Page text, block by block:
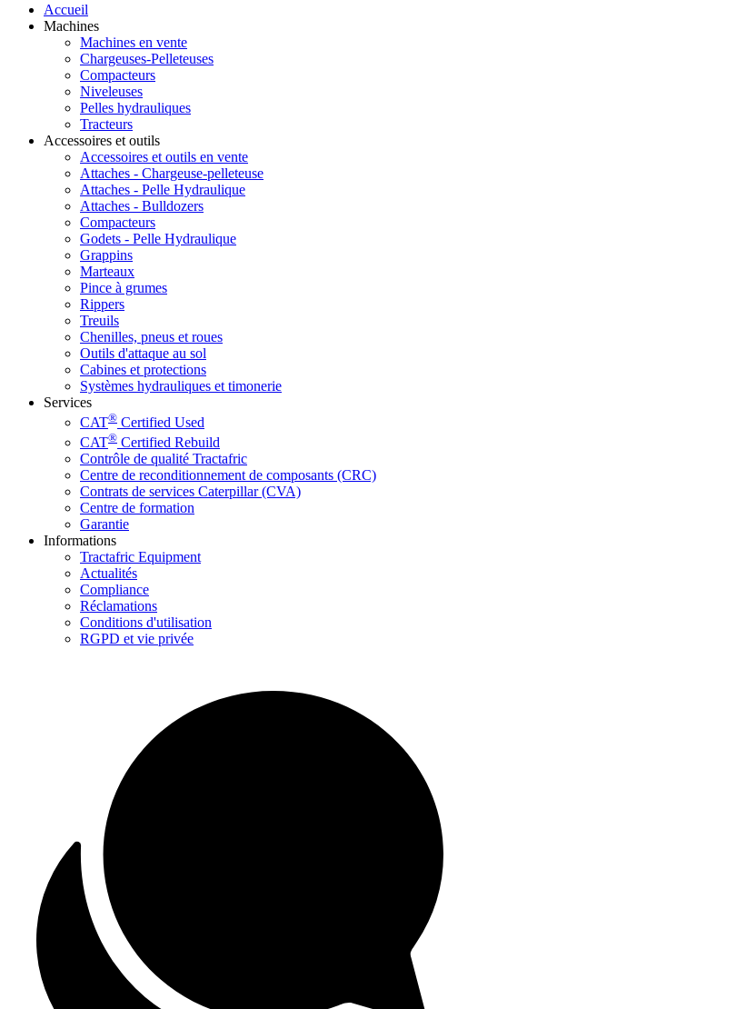
Accueil
Machines
Machines en vente
Chargeuses-Pelleteuses
Compacteurs
Niveleuses
Pelles hydrauliques
Tracteurs
Accessoires et outils
Accessoires et outils en vente
Attaches - Chargeuse-pelleteuse
Attaches - Pelle Hydraulique
Attaches - Bulldozers
Compacteurs
Godets - Pelle Hydraulique
Grappins
Marteaux
Pince à grumes
Rippers
Treuils
Chenilles, pneus et roues
Outils d'attaque au sol
Cabines et protections
Systèmes hydrauliques et timonerie
Services
CAT® Certified Used
CAT® Certified Rebuild
Contrôle de qualité Tractafric
Centre de reconditionnement de composants (CRC)
Contrats de services Caterpillar (CVA)
Centre de formation
Garantie
Informations
Tractafric Equipment
Actualités
Compliance
Réclamations
Conditions d'utilisation
RGPD et vie privée